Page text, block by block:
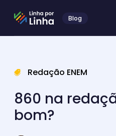
Blog
Redação ENEM
860 na
bom?